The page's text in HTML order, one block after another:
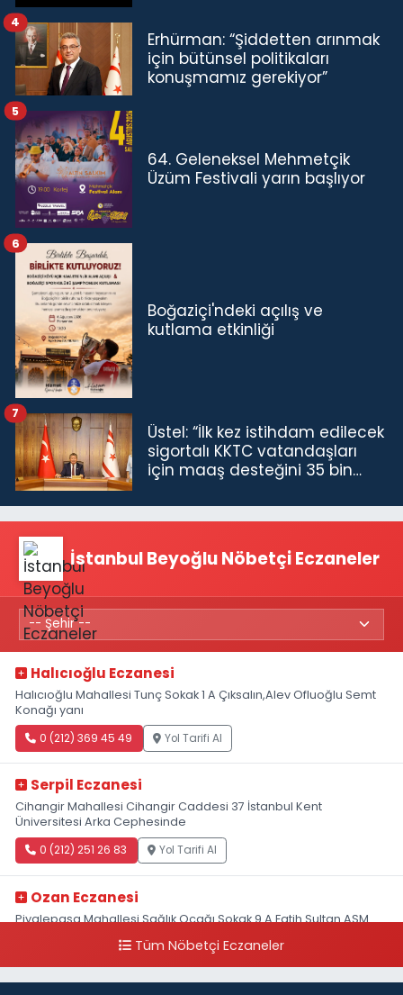
Erhürman: “Şiddetten arınmak
için bütünsel politikaları
konuşmamız gerekiyor”
4
64. Geleneksel Mehmetçik
Üzüm Festivali yarın başlıyor
5
Boğaziçi'ndeki açılış ve
kutlama etkinliği
6
Üstel: “İlk kez istihdam edilecek
sigortalı KKTC vatandaşları
için maaş desteğini 35 bin
7
İstanbul Beyoğlu Nöbetçi Eczaneler
Halıcıoğlu Eczanesi
Halıcıoğlu Mahallesi Tunç Sokak 1 A Çıksalın,Alev Ofluoğlu Semt
Konağı yanı
0 (212) 369 45 49 Yol Tarifi Al
Serpil Eczanesi
Cihangir Mahallesi Cihangir Caddesi 37 İstanbul Kent
Üniversitesi Arka Cephesinde
0 (212) 251 26 83 Yol Tarifi Al
Ozan Eczanesi
Piyalepaşa Mahallesi Sağlık Ocağı Sokak 9 A Fatih Sultan ASM
Tüm Nöbetçi Eczaneler